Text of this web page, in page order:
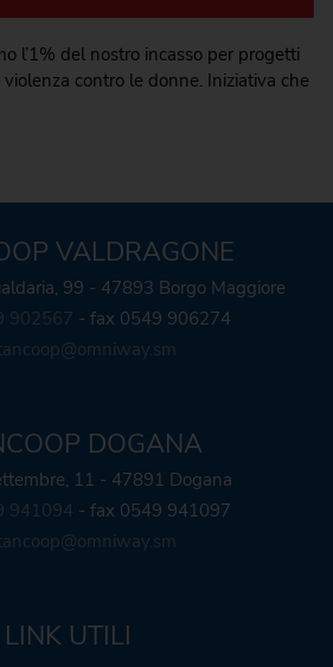
l’1% del nostro incasso per progetti
contro le donne. Iniziativa che
VALDRAGONE
99 - 47893 Borgo Maggiore
902567 - fax 0549 906274
DOGANA
11 - 47891 Dogana
941094 - fax 0549 941097
LINK UTILI